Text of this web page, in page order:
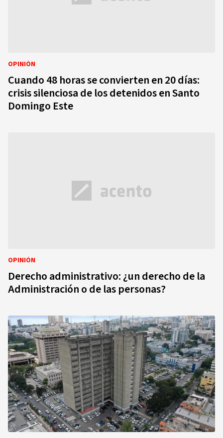
OPINIÓN
Cuando 48 horas se convierten en 20 días:
crisis silenciosa de los detenidos en Santo
Domingo Este
OPINIÓN
Derecho administrativo: ¿un derecho de la
Administración o de las personas?